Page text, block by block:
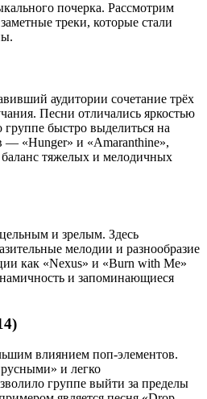
почерка. Рассмотрим
треки, которые стали
аудитории сочетание трёх
Песни отличались яркостью
быстро выделиться на
— «Hunger» и «Amaranthine»,
тяжелых и мелодичных
и зрелым. Здесь
мелодии и разнообразие
как «Nexus» и «Burn with Me»
и запоминающиеся
влиянием поп-элементов.
и легко
группе выйти за пределы